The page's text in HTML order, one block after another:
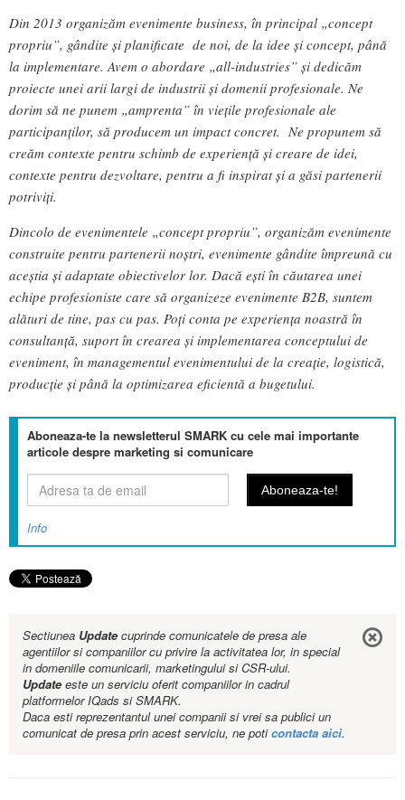
Din 2013 organizăm evenimente business, în principal „concept
propriu”, gândite și planificate de noi, de la idee și concept, până
la implementare. Avem o abordare „all-industries” și dedicăm
proiecte unei arii largi de industrii și domenii profesionale. Ne
dorim să ne punem „amprenta” în viețile profesionale ale
participanților, să producem un impact concret. Ne propunem să
creăm contexte pentru schimb de experiență și creare de idei,
contexte pentru dezvoltare, pentru a fi inspirat și a găsi partenerii
potriviți.
Dincolo de evenimentele „concept propriu”, organizăm evenimente
construite pentru partenerii noștri, evenimente gândite împreună cu
aceștia și adaptate obiectivelor lor. Dacă ești în căutarea unei
echipe profesioniste care să organizeze evenimente B2B, suntem
alături de tine, pas cu pas. Poți conta pe experiența noastră în
consultanță, suport în crearea și implementarea conceptului de
eveniment, în managementul evenimentului de la creație, logistică,
producție și până la optimizarea eficientă a bugetului.
Aboneaza-te la newsletterul SMARK cu cele mai importante
articole despre marketing si comunicare
Info
Sectiunea Updatecuprinde comunicatele de presa ale
agentiilor si companiilor cu privire la activitatea lor, in special
in domeniile comunicarii, marketingului si CSR-ului.
Updateeste un serviciu oferit companiilor in cadrul
platformelor IQads si SMARK.
Daca esti reprezentantul unei companii si vrei sa publici un
comunicat de presa prin acest serviciu, ne poticontacta aici.